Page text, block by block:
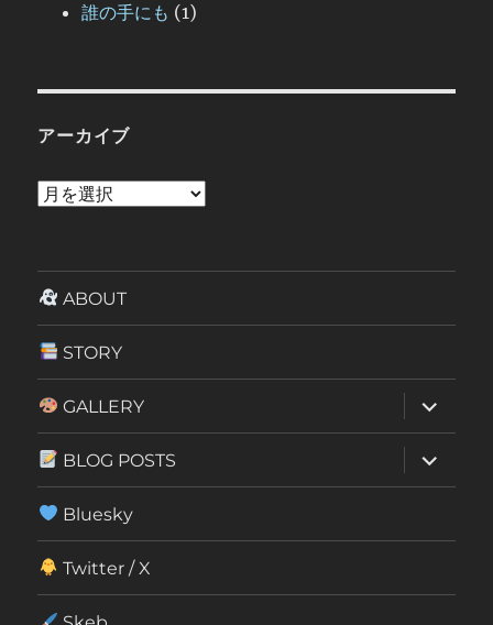
誰の手にも (1)
アーカイブ
ア
イ
ABOUT
STORY
GALLERY
ブ
メ
ニ
ュ
ー
開
BLOG POSTS
ブ
メ
ー
開
Bluesky
Twitter / X